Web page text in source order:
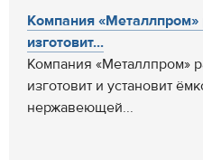
Компания «Металлпром»
изготовит...
Компания «Металлпром»
изготовит и установит
нержавеющей...